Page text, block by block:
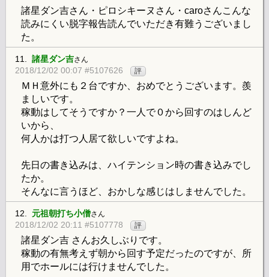
諸星ダン吉さん・ピロシキーヌさん・caroさんこんな
読みにくい脱字報告読んでいただき有難うございまし
た。
11. 諸星ダン吉さん
2018/12/02 00:07 #5107626 評
ＭＨ意外にも２台ですか、おめでとうございます。羨
ましいです。
稼動はしてそうですか？一人で０から回すのはしんど
いから、
何人かは打つ人居て欲しいですよね。
先日の書き込みは、ハイテンション時の書き込みでし
たか。
そんなに言うほど、おかしな感じはしませんでした。
12. 元祖朝打ち小僧さん
2018/12/02 20:11 #5107778 評
諸星ダン吉 さんお久しぶりです。
稼動の有無考えず朝から回す予定だったのですが、所
用でホールには行けませんでした。